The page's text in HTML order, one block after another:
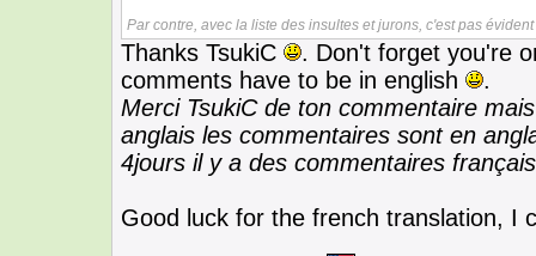
Par contre, avec la liste des insultes et jurons, c'est pas
Thanks TsukiC
. Don't forget you're
comments have to be in english
.
Merci TsukiC de ton commentaire
anglais les commentaires sont en
4jours il y a des commentaires
Good luck for the french translation, I